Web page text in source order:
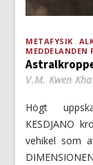
METAFYSIK
MEDDELANDEN
V.M. Kwen
Högt
KESDJANO
vehikel som